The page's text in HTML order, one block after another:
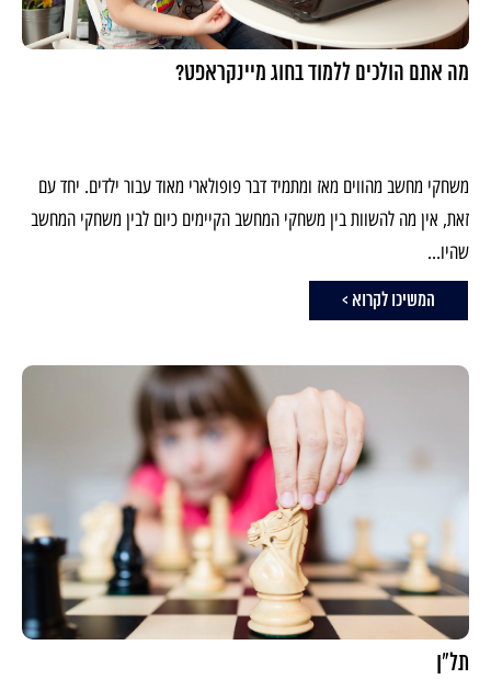
מה אתם הולכים ללמוד בחוג מיינקראפט?
משחקי מחשב מהווים מאז ומתמיד דבר פופולארי מאוד עבור ילדים. יחד עם
זאת, אין מה להשוות בין משחקי המחשב הקיימים כיום לבין משחקי המחשב
שהיו...
המשיכו לקרוא >
תל"ן